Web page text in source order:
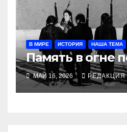
В МИРЕ ИСТОРИЯ НАША ТЕМА
Память в огне
МАЙ 16, 2026 РЕДАКЦИЯ